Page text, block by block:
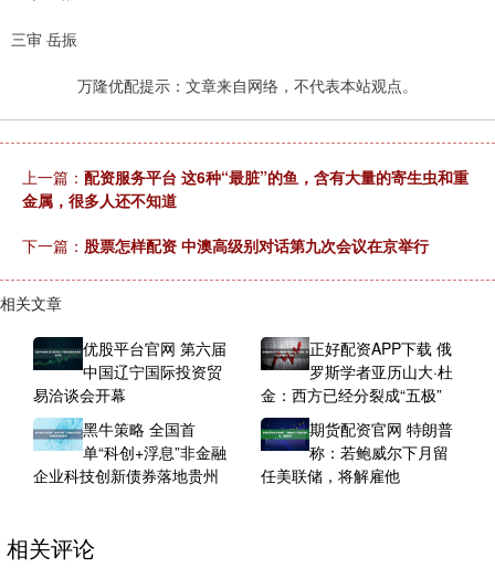
三审 岳振
万隆优配提示：文章来自网络，不代表本站观点。
上一篇： 配资服务平台 这6种“最脏”的鱼，含有大量的寄生虫和重
金属，很多人还不知道
下一篇： 股票怎样配资 中澳高级别对话第九次会议在京举行
相关文章
优股平台官网 第六届
中国辽宁国际投资贸
易洽谈会开幕
正好配资APP下载 俄
罗斯学者亚历山大·杜
金：西方已经分裂成“五极”
黑牛策略 全国首
单“科创+浮息”非金融
企业科技创新债券落地贵州
期货配资官网 特朗普
称：若鲍威尔下月留
任美联储，将解雇他
相关评论